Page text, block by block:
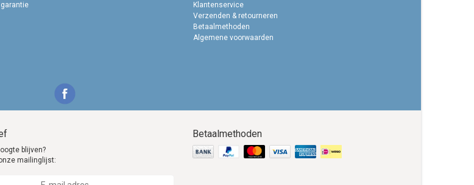
Klantenservice
Verzenden & retourneren
Betaalmethoden
Algemene voorwaarden
blijven?
mailinglijst:
Betaalmethoden